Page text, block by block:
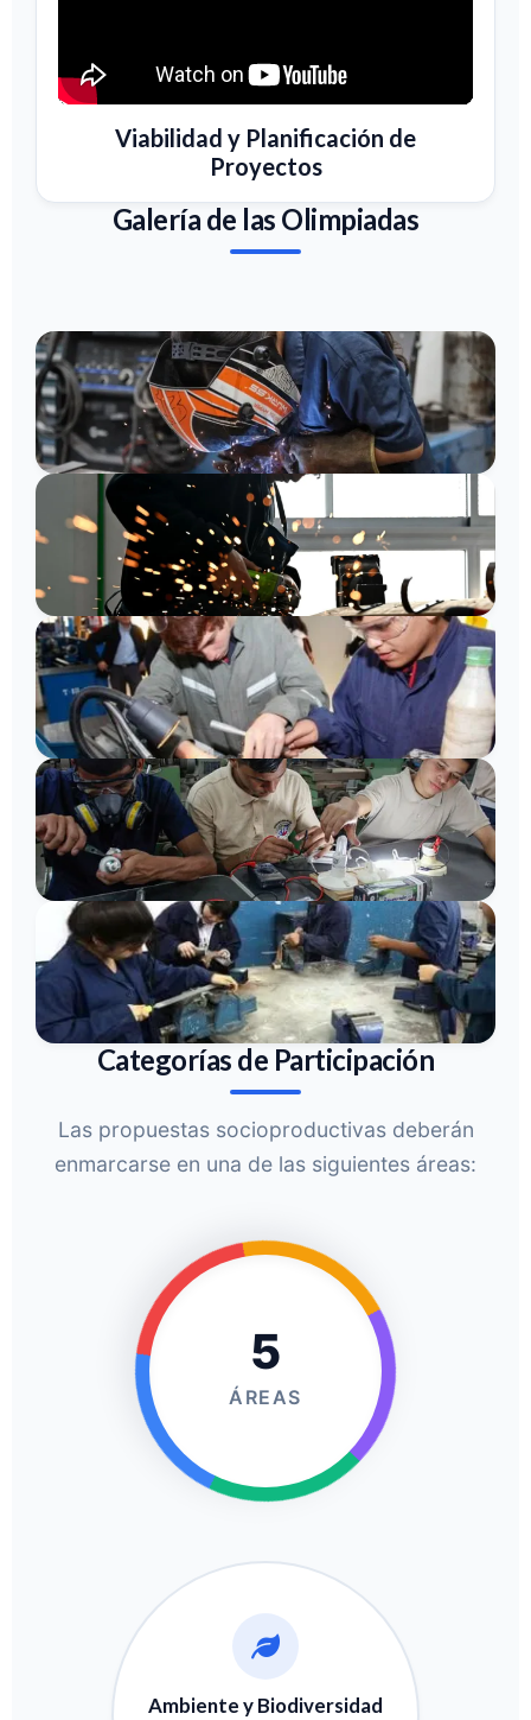
Viabilidad y Planificación de
Proyectos
Galería de las Olimpiadas
Categorías de Participación
Las propuestas socioproductivas deberán
enmarcarse en una de las siguientes áreas:
Ambiente y Biodiversidad
5
ÁREAS